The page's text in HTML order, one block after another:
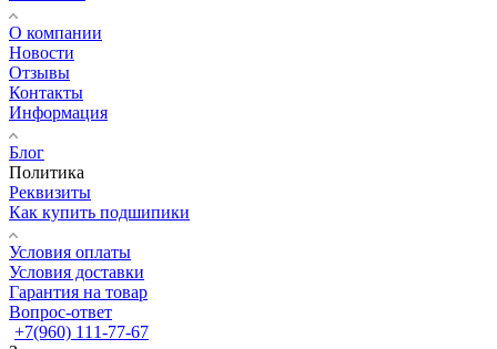
О компании
Новости
Отзывы
Контакты
Информация
Блог
Политика
Реквизиты
Как купить подшипики
Условия оплаты
Условия доставки
Гарантия на товар
Вопрос-ответ
+7(960) 111-77-67